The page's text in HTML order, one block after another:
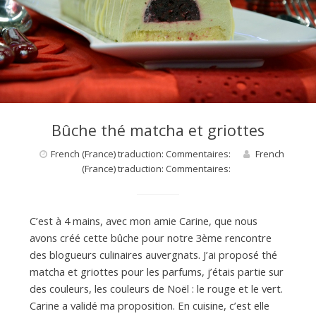
Bûche thé matcha et griottes
French (France) traduction: Commentaires:
French
(France) traduction: Commentaires:
C’est à 4 mains, avec mon amie Carine, que nous
avons créé cette bûche pour notre 3ème rencontre
des blogueurs culinaires auvergnats. J’ai proposé thé
matcha et griottes pour les parfums, j’étais partie sur
des couleurs, les couleurs de Noël : le rouge et le vert.
Carine a validé ma proposition. En cuisine, c’est elle